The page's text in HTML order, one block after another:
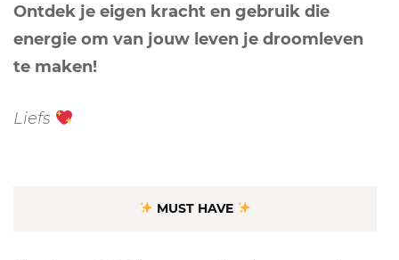
Ontdek je eigen kracht en gebruik die
energie om van jouw leven je droomleven
te maken!
Liefs
MUST HAVE